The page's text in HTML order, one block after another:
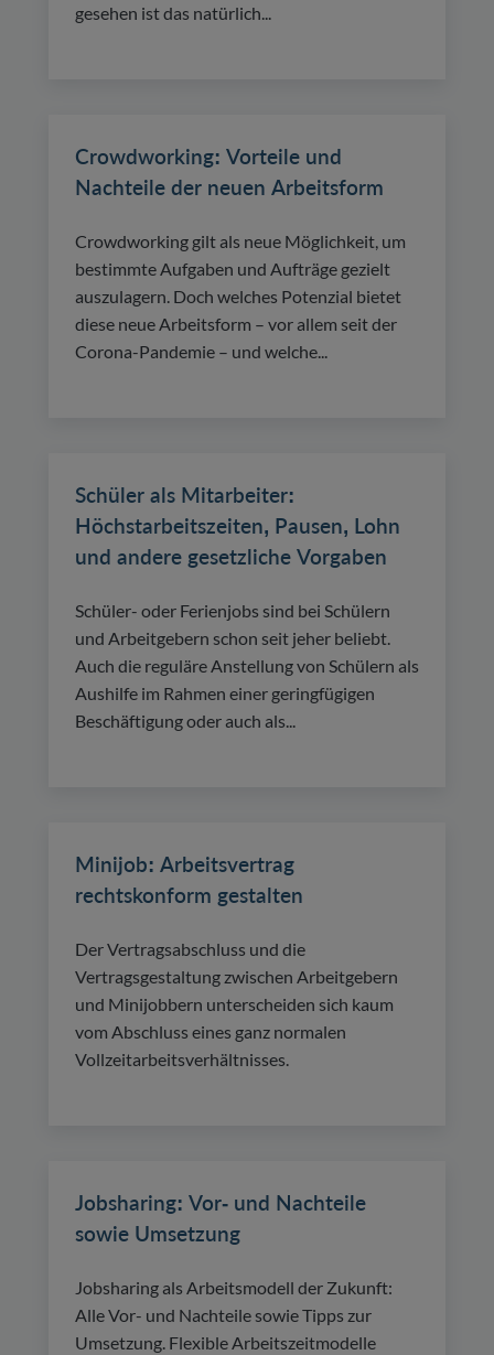
gesehen ist das natürlich...
Crowdworking: Vorteile und
Nachteile der neuen Arbeitsform
Crowdworking gilt als neue Möglichkeit, um
bestimmte Aufgaben und Aufträge gezielt
auszulagern. Doch welches Potenzial bietet
diese neue Arbeitsform – vor allem seit der
Corona-Pandemie – und welche...
Schüler als Mitarbeiter:
Höchstarbeitszeiten, Pausen, Lohn
und andere gesetzliche Vorgaben
Schüler- oder Ferienjobs sind bei Schülern
und Arbeitgebern schon seit jeher beliebt.
Auch die reguläre Anstellung von Schülern als
Aushilfe im Rahmen einer geringfügigen
Beschäftigung oder auch als...
Minijob: Arbeitsvertrag
rechtskonform gestalten
Der Vertragsabschluss und die
Vertragsgestaltung zwischen Arbeitgebern
und Minijobbern unterscheiden sich kaum
vom Abschluss eines ganz normalen
Vollzeitarbeitsverhältnisses.
Jobsharing: Vor- und Nachteile
sowie Umsetzung
Jobsharing als Arbeitsmodell der Zukunft:
Alle Vor- und Nachteile sowie Tipps zur
Umsetzung. Flexible Arbeitszeitmodelle